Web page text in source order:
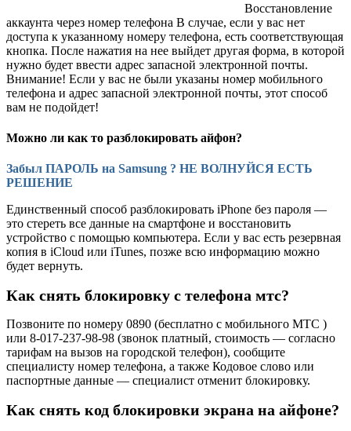
Восстановление
аккаунта через номер телефона В случае, если у вас нет
доступа к указанному номеру телефона, есть соответствующая
кнопка. После нажатия на нее выйдет другая форма, в которой
нужно будет ввести адрес запасной электронной почты.
Внимание! Если у вас не были указаны номер мобильного
телефона и адрес запасной электронной почты, этот способ
вам не подойдет!
Можно ли как то разблокировать айфон?
Забыл ПАРОЛЬ на Samsung ? НЕ ВОЛНУЙСЯ ЕСТЬ
РЕШЕНИЕ
Единственный способ разблокировать iPhone без пароля —
это стереть все данные на смартфоне и восстановить
устройство с помощью компьютера. Если у вас есть резервная
копия в iCloud или iTunes, позже всю информацию можно
будет вернуть.
Как снять блокировку с телефона мтс?
Позвоните по номеру 0890 (бесплатно с мобильного МТС )
или 8-017-237-98-98 (звонок платный, стоимость — согласно
тарифам на вызов на городской телефон), сообщите
специалисту номер телефона, а также Кодовое слово или
паспортные данные — специалист отменит блокировку.
Как снять код блокировки экрана на айфоне?